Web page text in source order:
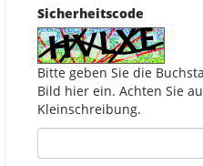
Sicherheitscode
Bitte geben Sie die
Bild hier ein. Achten Sie
Kleinschreibung.